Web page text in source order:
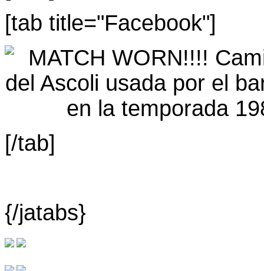
[tab title="Facebook"]
[/tab]
{/jatabs}